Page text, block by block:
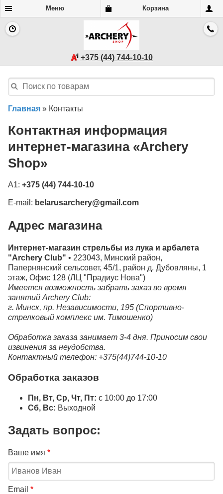
Меню Корзина
+375 (44) 744-10-10
Главная » Контакты
Контактная информация
интернет-магазина «Archery
Shop»
A1: +375 (44) 744-10-10
E-mail: belarusarchery@gmail.com
Адрес магазина
Интернет-магазин стрельбы из лука и арбалета
"Archery Club" • 223043, Минский район,
Папернянский сельсовет, 45/1, район д. Дубовляны, 1
этаж, Офис 128 (ЛЦ "Прадиус Нова")
Имеется возможность забрать заказ во время
занятий Archery Club:
г. Минск, пр. Независимости, 195 (Спортивно-
стрелковый комплекс им. Тимошенко)
Обработка заказа занимает 3-4 дня. Приносим свои
извинения за неудобства.
Контактный телефон: +375(44)744-10-10
Обработка заказов
Пн, Вт, Ср, Чт, Пт: с 10:00 до 17:00
Сб, Вс: Выходной
Задать вопрос:
Ваше имя *
Email *